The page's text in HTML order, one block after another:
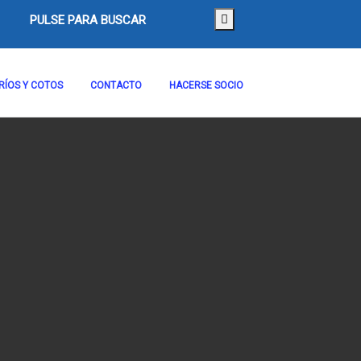
PULSE PARA BUSCAR
Y COTOS CONTACTO HACERSE SOCIO